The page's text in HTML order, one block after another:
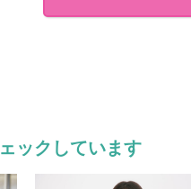
ックしています